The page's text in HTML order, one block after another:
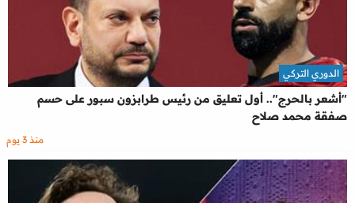
"أشعر بالحرج".. أول تعليق من رئيس طرابزون سبور على حسم
صفقة محمد صلاح
الدوري التركي
منذ 3 يوم